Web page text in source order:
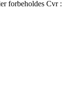
forbeholdes Cvr :